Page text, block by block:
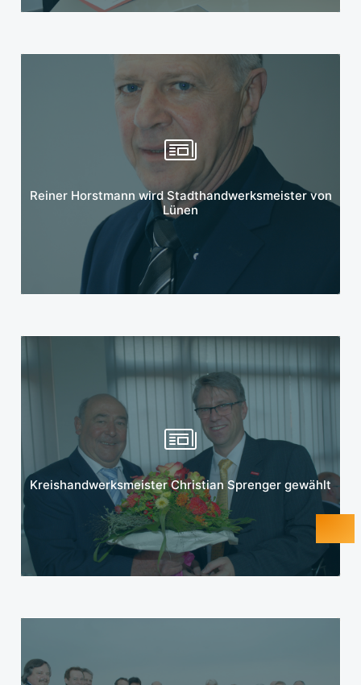
Reiner Horstmann wird Stadthandwerksmeister von
Lünen
Mehr erfahren
Kreishandwerksmeister Christian Sprenger gewählt
Mehr erfahren